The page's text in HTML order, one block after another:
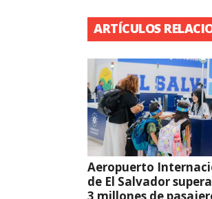
ARTÍCULOS
Aeropuerto
de El Salvador